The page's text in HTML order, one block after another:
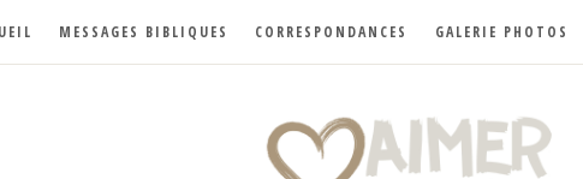
MESSAGES BIBLIQUES CORRESPONDANCES GALERIE PHOTOS